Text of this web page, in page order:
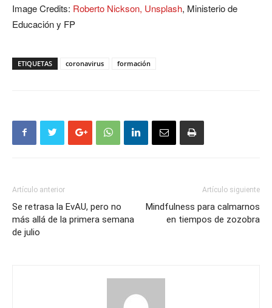
Image Credits: Roberto Nickson, Unsplash, Ministerio de
Educación y FP
ETIQUETAS coronavirus formación
Artículo anterior
Se retrasa la EvAU, pero no
más allá de la primera semana
de julio
Artículo siguiente
Mindfulness para calmarnos
en tiempos de zozobra